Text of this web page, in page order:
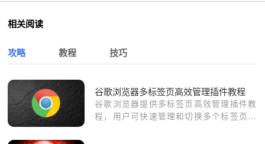
相关阅读
攻略 教程 技巧
谷歌浏览器多标签页高效管理插件教程
谷歌浏览器提供多标签页高效管理插件教
程，用户可快速管理和切换多个标签页，